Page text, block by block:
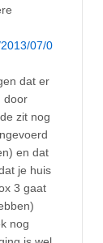
07/0
dat er
door
zit nog
en dat
je huis
3 gaat
nog